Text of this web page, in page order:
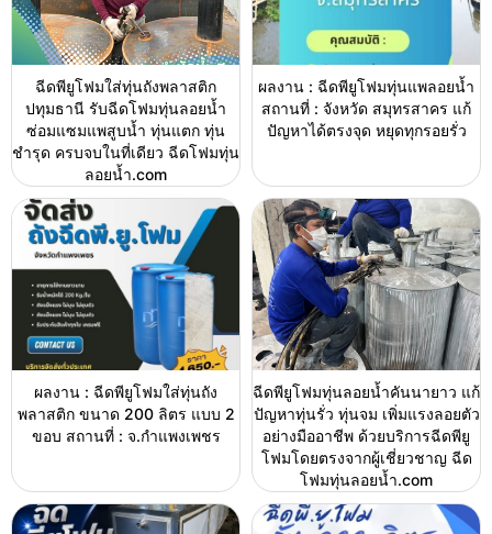
ฉีดพียูโฟมใส่ทุ่นถังพลาสติก
ปทุมธานี รับฉีดโฟมทุ่นลอยน้ำ
ซ่อมแซมแพสูบน้ำ ทุ่นแตก ทุ่น
ชำรุด ครบจบในที่เดียว ฉีดโฟมทุ่น
ลอยน้ำ.com
ผลงาน : ฉีดพียูโฟมทุ่นแพลอยน้ำ
สถานที่ : จังหวัด สมุทรสาคร แก้
ปัญหาได้ตรงจุด หยุดทุกรอยรั่ว
ผลงาน : ฉีดพียูโฟมใส่ทุ่นถัง
พลาสติก ขนาด 200 ลิตร แบบ 2
ขอบ สถานที่ : จ.กำแพงเพชร
ฉีดพียูโฟมทุ่นลอยน้ำคันนายาว แก้
ปัญหาทุ่นรั่ว ทุ่นจม เพิ่มแรงลอยตัว
อย่างมืออาชีพ ด้วยบริการฉีดพียู
โฟมโดยตรงจากผู้เชี่ยวชาญ ฉีด
โฟมทุ่นลอยน้ำ.com